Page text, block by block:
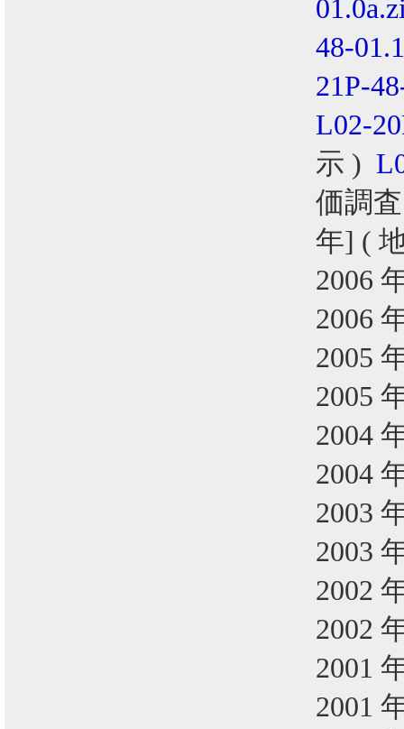
48-
21P-
L02-
示 )
価調
年] (
2006
2006
2005
2005
2004
2004
2003
2003
2002
2002
2001
2001